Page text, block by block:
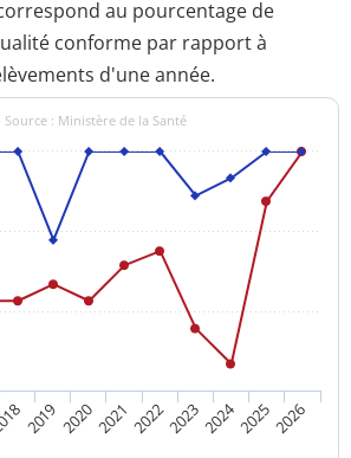
au pourcentage de
conforme par rapport à
d'une année.
: Ministère de la Santé
20192020202120222023202420252026